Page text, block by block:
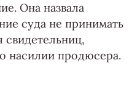
Она назвала
суда не принимать
свидетельниц,
насилии продюсера.